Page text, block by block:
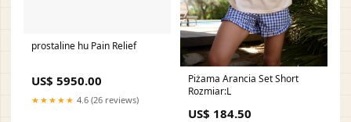
prostaline hu Pain Relief
US$ 5950.00
★★★★★ 4.6 (26 reviews)
Piżama Arancia Set Short
Rozmiar:L
US$ 184.50